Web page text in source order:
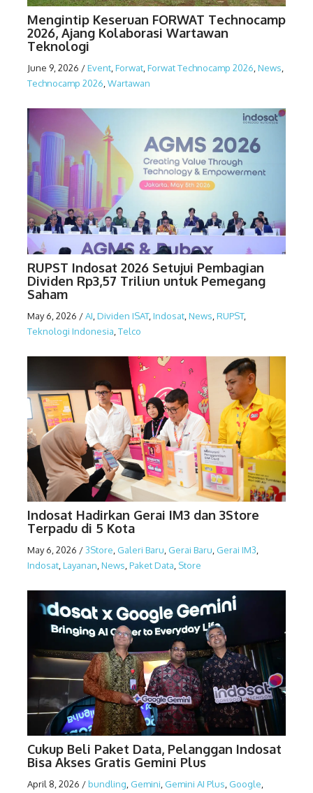
Mengintip Keseruan FORWAT Technocamp
2026, Ajang Kolaborasi Wartawan
Teknologi
June 9, 2026 /Event,Forwat,Forwat Technocamp 2026,News,
Technocamp 2026,Wartawan
RUPST Indosat 2026 Setujui Pembagian
Dividen Rp3,57 Triliun untuk Pemegang
Saham
May 6, 2026 /AI Dividen ISAT, Indosat News RUPST,
Teknologi Indonesia Telco
Indosat Hadirkan Gerai IM3 dan 3Store
Terpadu di 5 Kota
May 6, 2026 /3Store Galeri Baru Gerai Baru Gerai IM3
Indosat Layanan News Paket Data Store
Cukup Beli Paket Data, Pelanggan Indosat
Bisa Akses Gratis Gemini Plus
April 8, 2026 /bundling Gemini Gemini AI Plus Google